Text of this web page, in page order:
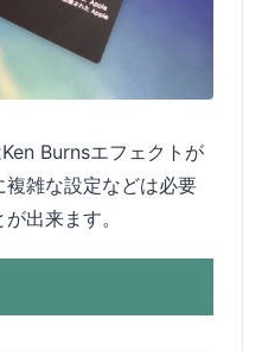
Burnsエフェクトが
雑な設定などは必要
出来ます。